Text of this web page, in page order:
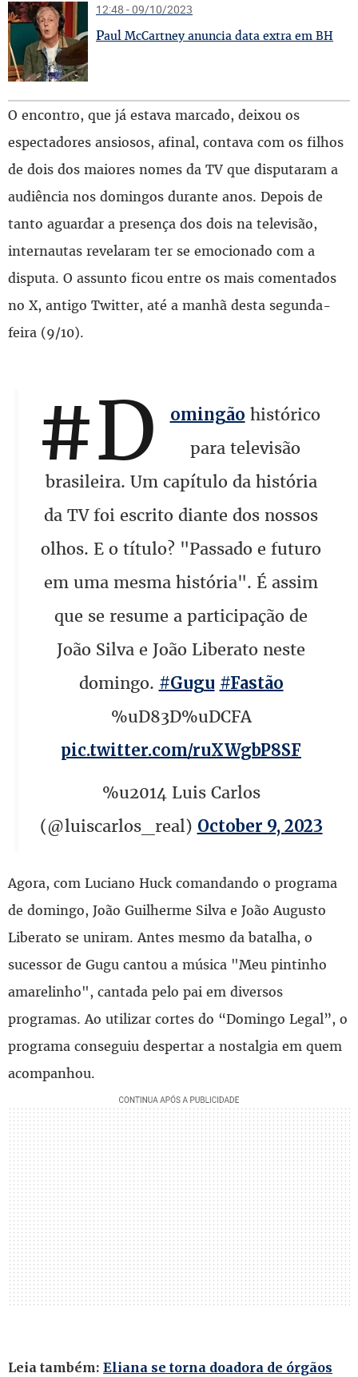
12:48 - 09/10/2023
Paul McCartney anuncia data extra em BH
O encontro, que já estava marcado, deixou os
espectadores ansiosos, afinal, contava com os filhos
de dois dos maiores nomes da TV que disputaram a
audiência nos domingos durante anos. Depois de
tanto aguardar a presença dos dois na televisão,
internautas revelaram ter se emocionado com a
disputa. O assunto ficou entre os mais comentados
no X, antigo Twitter, até a manhã desta segunda-
feira (9/10).
#D omingão histórico
para televisão
brasileira. Um capítulo da história
da TV foi escrito diante dos nossos
olhos. E o título? "Passado e futuro
em uma mesma história". É assim
que se resume a participação de
João Silva e João Liberato neste
domingo. #Gugu #Fastão
%uD83D%uDCFA
pic.twitter.com/ruXWgbP8SF
%u2014 Luis Carlos
(@luiscarlos_real) October 9, 2023
Agora, com Luciano Huck comandando o programa
de domingo, João Guilherme Silva e João Augusto
Liberato se uniram. Antes mesmo da batalha, o
sucessor de Gugu cantou a música "Meu pintinho
amarelinho", cantada pelo pai em diversos
programas. Ao utilizar cortes do “Domingo Legal”, o
programa conseguiu despertar a nostalgia em quem
acompanhou.
Leia também: Eliana se torna doadora de órgãos